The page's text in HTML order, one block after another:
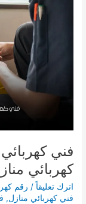
كهربائي
اترك تعليقاً / رقم
فني كهربائي منازل,